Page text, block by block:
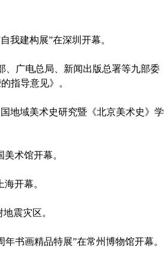
我建构展”在深圳开幕。
、广电总局、新闻出版总署等九部委
指导意见》。
地域美术史研究暨《北京美术史》学
术馆开幕。
开幕。
震灾区。
年书画精品特展”在常州博物馆开幕。